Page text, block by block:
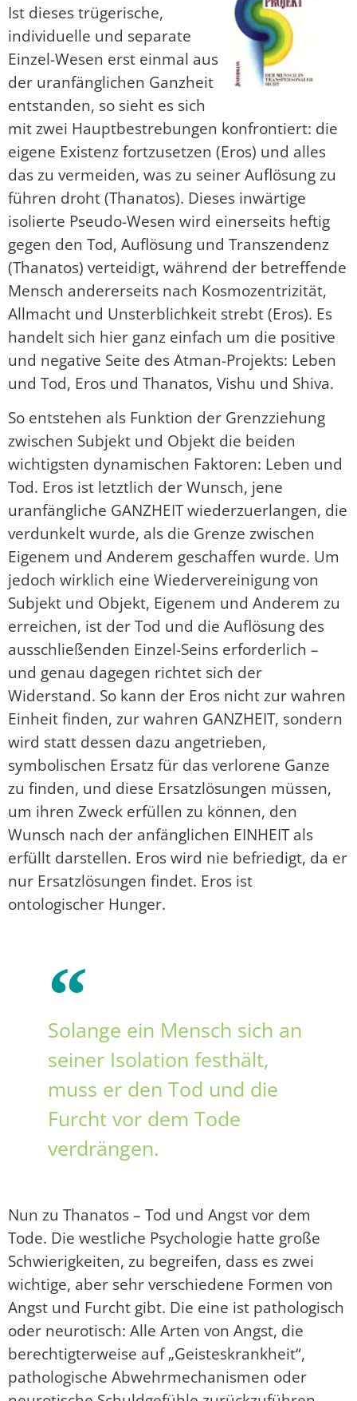
Ist dieses trügerische,
individuelle und separate
Einzel-Wesen erst einmal aus
der uranfänglichen Ganzheit
entstanden, so sieht es sich
mit zwei Hauptbestrebungen konfrontiert: die
eigene Existenz fortzusetzen (Eros) und alles
das zu vermeiden, was zu seiner Auflösung zu
führen droht (Thanatos). Dieses inwärtige
isolierte Pseudo-Wesen wird einerseits heftig
gegen den Tod, Auflösung und Transzendenz
(Thanatos) verteidigt, während der betreffende
Mensch andererseits nach Kosmozentrizität,
Allmacht und Unsterblichkeit strebt (Eros). Es
handelt sich hier ganz einfach um die positive
und negative Seite des Atman-Projekts: Leben
und Tod, Eros und Thanatos, Vishu und Shiva.
So entstehen als Funktion der Grenzziehung
zwischen Subjekt und Objekt die beiden
wichtigsten dynamischen Faktoren: Leben und
Tod. Eros ist letztlich der Wunsch, jene
uranfängliche GANZHEIT wiederzuerlangen, die
verdunkelt wurde, als die Grenze zwischen
Eigenem und Anderem geschaffen wurde. Um
jedoch wirklich eine Wiedervereinigung von
Subjekt und Objekt, Eigenem und Anderem zu
erreichen, ist der Tod und die Auflösung des
ausschließenden Einzel-Seins erforderlich –
und genau dagegen richtet sich der
Widerstand. So kann der Eros nicht zur wahren
Einheit finden, zur wahren GANZHEIT, sondern
wird statt dessen dazu angetrieben,
symbolischen Ersatz für das verlorene Ganze
zu finden, und diese Ersatzlösungen müssen,
um ihren Zweck erfüllen zu können, den
Wunsch nach der anfänglichen EINHEIT als
erfüllt darstellen. Eros wird nie befriedigt, da er
nur Ersatzlösungen findet. Eros ist
ontologischer Hunger.
Solange ein Mensch sich an
seiner Isolation festhält,
muss er den Tod und die
Furcht vor dem Tode
verdrängen.
Nun zu Thanatos – Tod und Angst vor dem
Tode. Die westliche Psychologie hatte große
Schwierigkeiten, zu begreifen, dass es zwei
wichtige, aber sehr verschiedene Formen von
Angst und Furcht gibt. Die eine ist pathologisch
oder neurotisch: Alle Arten von Angst, die
berechtigterweise auf „Geisteskrankheit“,
pathologische Abwehrmechanismen oder